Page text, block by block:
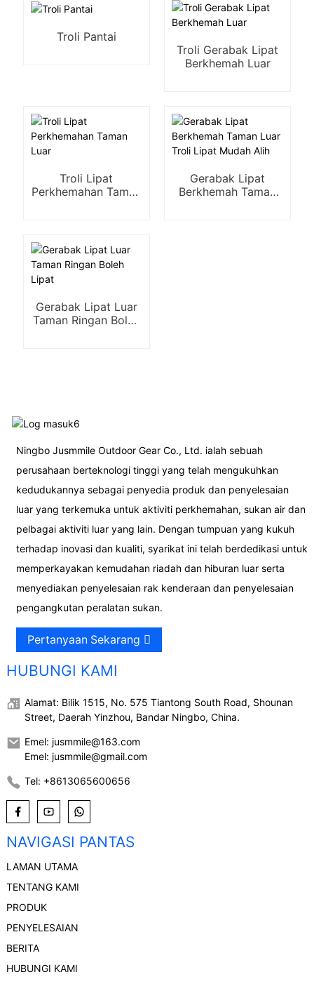
Troli Pantai
Troli Gerabak Lipat
Berkhemah Luar
Troli Lipat
Perkhemahan Taman
Gerabak Lipat
Berkhemah Taman
Gerabak Lipat Luar
Taman Ringan Boleh
Ningbo Jusmmile Outdoor Gear Co., Ltd. ialah sebuah
perusahaan berteknologi tinggi yang telah mengukuhkan
kedudukannya sebagai penyedia produk dan penyelesaian
luar yang terkemuka untuk aktiviti perkhemahan, sukan air dan
pelbagai aktiviti luar yang lain. Dengan tumpuan yang kukuh
terhadap inovasi dan kualiti, syarikat ini telah berdedikasi untuk
memperkayakan kemudahan riadah dan hiburan luar serta
menyediakan penyelesaian rak kenderaan dan penyelesaian
pengangkutan peralatan sukan.
Pertanyaan Sekarang
HUBUNGI KAMI
Alamat: Bilik 1515, No. 575 Tiantong South Road, Shounan
Street, Daerah Yinzhou, Bandar Ningbo, China.
Emel: jusmmile@163.com
Emel: jusmmile@gmail.com
Tel: +8613065600656
NAVIGASI PANTAS
LAMAN UTAMA
TENTANG KAMI
PRODUK
PENYELESAIAN
BERITA
HUBUNGI KAMI